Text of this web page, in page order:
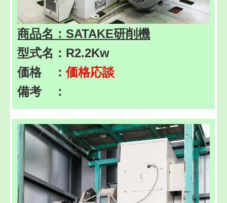
商品名：SATAKE研削機
型式名： R2.2Kw
価格 ：価格応談
備考 ：